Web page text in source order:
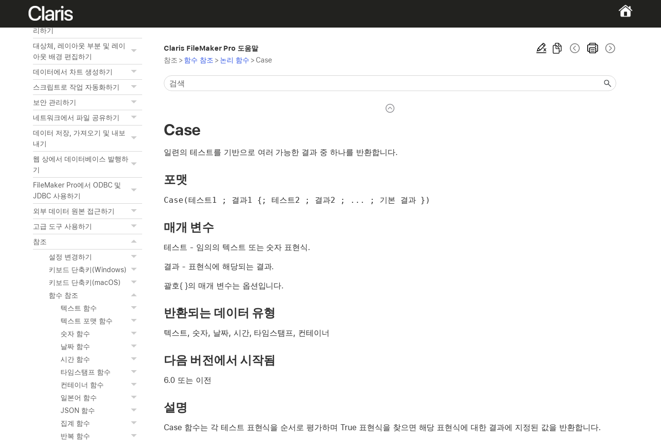
관련 테이블 작업하기
레이아웃과 리포트 생성 및 관
리하기
대상체, 레이아웃 부분 및 레이
아웃 배경 편집하기
데이터에서 차트 생성하기
스크립트로 작업 자동화하기
보안 관리하기
네트워크에서 파일 공유하기
데이터 저장, 가져오기 및 내보
내기
웹 상에서 데이터베이스 발행하
기
FileMaker Pro에서 ODBC 및
JDBC 사용하기
외부 데이터 원본 접근하기
고급 도구 사용하기
참조
설정 변경하기
키보드 단축키(Windows)
키보드 단축키(macOS)
함수 참조
텍스트 함수
텍스트 포맷 함수
숫자 함수
날짜 함수
시간 함수
타임스탬프 함수
컨테이너 함수
일본어 함수
JSON 함수
집계 함수
반복 함수
Claris FileMaker Pro 도움말
참조 > 함수 참조 > 논리 함수 > Case
Case
일련의 테스트를 기반으로 여러 가능한 결과 중 하나를 반환합니다.
포맷
Case(테스트1 ; 결과1 {; 테스트2 ; 결과2 ; ... ; 기본 결과 })
매개 변수
테스트 - 임의의 텍스트 또는 숫자 표현식.
결과 - 표현식에 해당되는 결과.
괄호{ }의 매개 변수는 옵션입니다.
반환되는 데이터 유형
텍스트, 숫자, 날짜, 시간, 타임스탬프, 컨테이너
다음 버전에서 시작됨
6.0 또는 이전
설명
Case 함수는 각 테스트 표현식을 순서로 평가하며 True 표현식을 찾으면 해당 표현식에 대한 결과에 지정된 값을 반환합니다.